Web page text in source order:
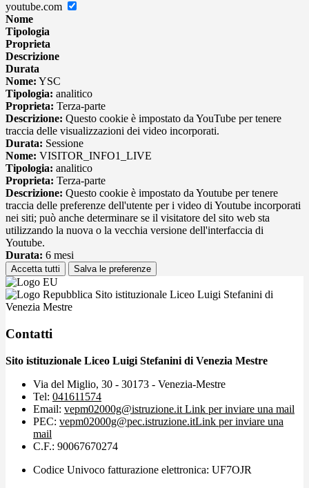
youtube.com
Nome
Tipologia
Proprieta
Descrizione
Durata
Nome: YSC
Tipologia: analitico
Proprieta: Terza-parte
Descrizione: Questo cookie è impostato da YouTube per tenere
traccia delle visualizzazioni dei video incorporati.
Durata: Sessione
Nome: VISITOR_INFO1_LIVE
Tipologia: analitico
Proprieta: Terza-parte
Descrizione: Questo cookie è impostato da Youtube per tenere
traccia delle preferenze dell'utente per i video di Youtube incorporati
nei siti; può anche determinare se il visitatore del sito web sta
utilizzando la nuova o la vecchia versione dell'interfaccia di
Youtube.
Durata: 6 mesi
Accetta tutti Salva le preferenze
Sito istituzionale Liceo Luigi Stefanini di
Venezia Mestre
Contatti
Sito istituzionale Liceo Luigi Stefanini di Venezia Mestre
Via del Miglio, 30 - 30173 - Venezia-Mestre
Tel: 041611574
Email: vepm02000g@istruzione.it Link per inviare una mail
PEC: vepm02000g@pec.istruzione.itLink per inviare una
mail
C.F.: 90067670274
Codice Univoco fatturazione elettronica: UF7OJR